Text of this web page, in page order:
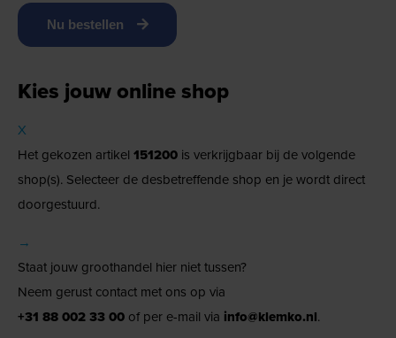
Nu bestellen
Kies jouw online shop
X
Het gekozen artikel 151200 is verkrijgbaar bij de volgende
shop(s). Selecteer de desbetreffende shop en je wordt direct
doorgestuurd.
→
Staat jouw groothandel hier niet tussen?
Neem gerust contact met ons op via
+31 88 002 33 00 of per e-mail via info@klemko.nl.